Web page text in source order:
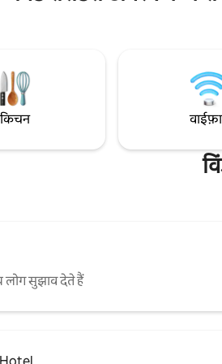
लिए शैली, आराम और प्रकृति को
सही।
सीसीटीवी
किचन
लोग सुझाव देते हैं